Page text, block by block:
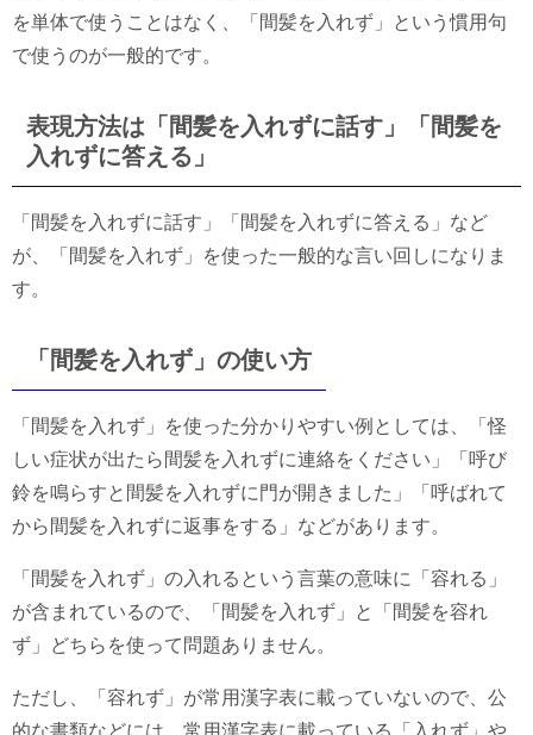
を単体で使うことはなく、「間髪を入れず」という慣用句
で使うのが一般的です。
表現方法は「間髪を入れずに話す」「間髪を
入れずに答える」
「間髪を入れずに話す」「間髪を入れずに答える」など
が、「間髪を入れず」を使った一般的な言い回しになりま
す。
「間髪を入れず」の使い方
「間髪を入れず」を使った分かりやすい例としては、「怪
しい症状が出たら間髪を入れずに連絡をください」「呼び
鈴を鳴らすと間髪を入れずに門が開きました」「呼ばれて
から間髪を入れずに返事をする」などがあります。
「間髪を入れず」の入れるという言葉の意味に「容れる」
が含まれているので、「間髪を入れず」と「間髪を容れ
ず」どちらを使って問題ありません。
ただし、「容れず」が常用漢字表に載っていないので、公
的な書類などには、常用漢字表に載っている「入れず」や